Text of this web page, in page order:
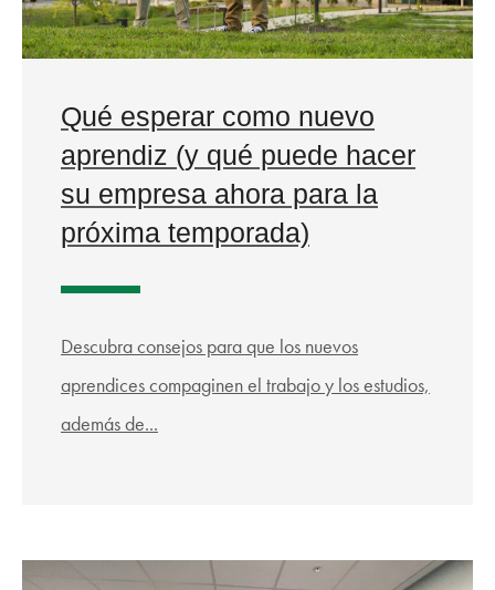
Qué esperar como nuevo
aprendiz (y qué puede hacer
su empresa ahora para la
próxima temporada)
Descubra consejos para que los nuevos
aprendices compaginen el trabajo y los estudios,
además de...